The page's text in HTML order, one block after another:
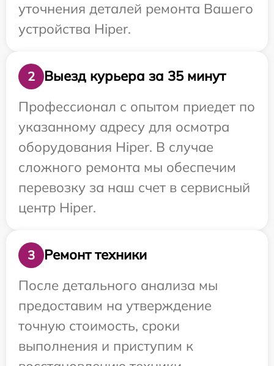
уточнения деталей ремонта Вашего
устройства Hiper.
2
Выезд курьера за 35 минут
Профессионал с опытом приедет по
указанному адресу для осмотра
оборудования Hiper. В случае
сложного ремонта мы обеспечим
перевозку за наш счет в сервисный
центр Hiper.
3
Ремонт техники
После детального анализа мы
предоставим на утверждение
точную стоимость, сроки
выполнения и приступим к